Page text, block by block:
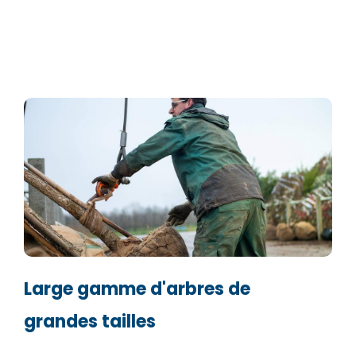
Large gamme d'arbres de
grandes tailles